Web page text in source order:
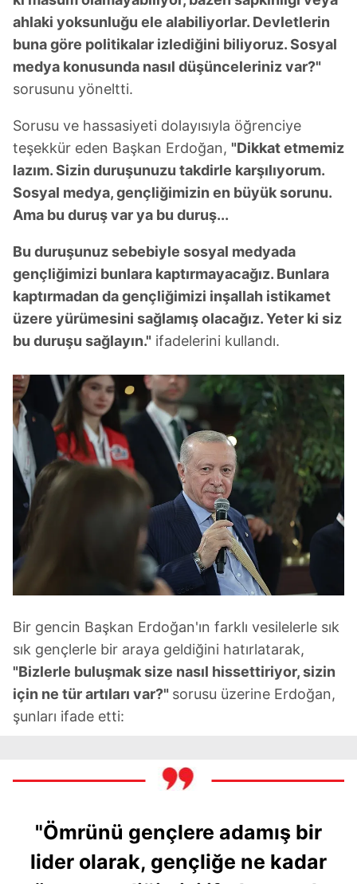
ahlaki yoksunluğu ele alabiliyorlar. Devletlerin
buna göre politikalar izlediğini biliyoruz. Sosyal
medya konusunda nasıl düşünceleriniz var?"
sorusunu yöneltti.
Sorusu ve hassasiyeti dolayısıyla öğrenciye
teşekkür eden Başkan Erdoğan, "Dikkat etmemiz
lazım. Sizin duruşunuzu takdirle karşılıyorum.
Sosyal medya, gençliğimizin en büyük sorunu.
Ama bu duruş var ya bu duruş...
Bu duruşunuz sebebiyle sosyal medyada
gençliğimizi bunlara kaptırmayacağız. Bunlara
kaptırmadan da gençliğimizi inşallah istikamet
üzere yürümesini sağlamış olacağız. Yeter ki siz
bu duruşu sağlayın." ifadelerini kullandı.
Bir gencin Başkan Erdoğan'ın farklı vesilelerle sık
sık gençlerle bir araya geldiğini hatırlatarak,
"Bizlerle buluşmak size nasıl hissettiriyor, sizin
için ne tür artıları var?" sorusu üzerine Erdoğan,
şunları ifade etti:
"Ömrünü gençlere adamış bir
lider olarak, gençliğe ne kadar